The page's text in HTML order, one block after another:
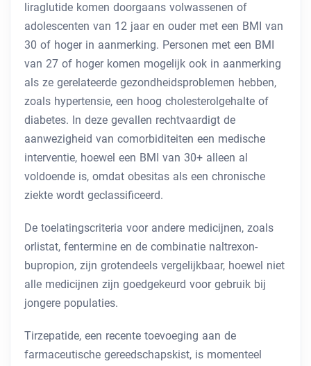
liraglutide komen doorgaans volwassenen of
adolescenten van 12 jaar en ouder met een BMI van
30 of hoger in aanmerking. Personen met een BMI
van 27 of hoger komen mogelijk ook in aanmerking
als ze gerelateerde gezondheidsproblemen hebben,
zoals hypertensie, een hoog cholesterolgehalte of
diabetes. In deze gevallen rechtvaardigt de
aanwezigheid van comorbiditeiten een medische
interventie, hoewel een BMI van 30+ alleen al
voldoende is, omdat obesitas als een chronische
ziekte wordt geclassificeerd.
De toelatingscriteria voor andere medicijnen, zoals
orlistat, fentermine en de combinatie naltrexon-
bupropion, zijn grotendeels vergelijkbaar, hoewel niet
alle medicijnen zijn goedgekeurd voor gebruik bij
jongere populaties.
Tirzepatide, een recente toevoeging aan de
farmaceutische gereedschapskist, is momenteel